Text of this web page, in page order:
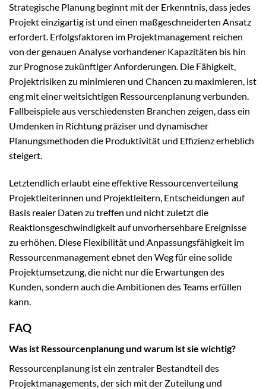
Strategische Planung beginnt mit der Erkenntnis, dass jedes
Projekt einzigartig ist und einen maßgeschneiderten Ansatz
erfordert. Erfolgsfaktoren im Projektmanagement reichen
von der genauen Analyse vorhandener Kapazitäten bis hin
zur Prognose zukünftiger Anforderungen. Die Fähigkeit,
Projektrisiken zu minimieren und Chancen zu maximieren, ist
eng mit einer weitsichtigen Ressourcenplanung verbunden.
Fallbeispiele aus verschiedensten Branchen zeigen, dass ein
Umdenken in Richtung präziser und dynamischer
Planungsmethoden die Produktivität und Effizienz erheblich
steigert.
Letztendlich erlaubt eine effektive Ressourcenverteilung
Projektleiterinnen und Projektleitern, Entscheidungen auf
Basis realer Daten zu treffen und nicht zuletzt die
Reaktionsgeschwindigkeit auf unvorhersehbare Ereignisse
zu erhöhen. Diese Flexibilität und Anpassungsfähigkeit im
Ressourcenmanagement ebnet den Weg für eine solide
Projektumsetzung, die nicht nur die Erwartungen des
Kunden, sondern auch die Ambitionen des Teams erfüllen
kann.
FAQ
Was ist Ressourcenplanung und warum ist sie wichtig?
Ressourcenplanung ist ein zentraler Bestandteil des
Projektmanagements, der sich mit der Zuteilung und